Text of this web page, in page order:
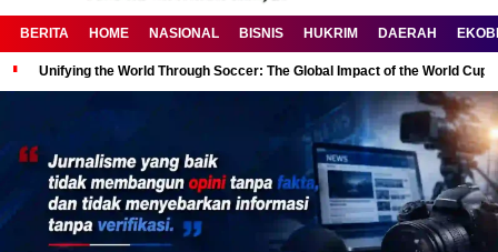
BERITA HOME NASIONAL BISNIS HUKRIM DAERAH
Unifying the World Through Soccer: The Global Impact of the World Cup